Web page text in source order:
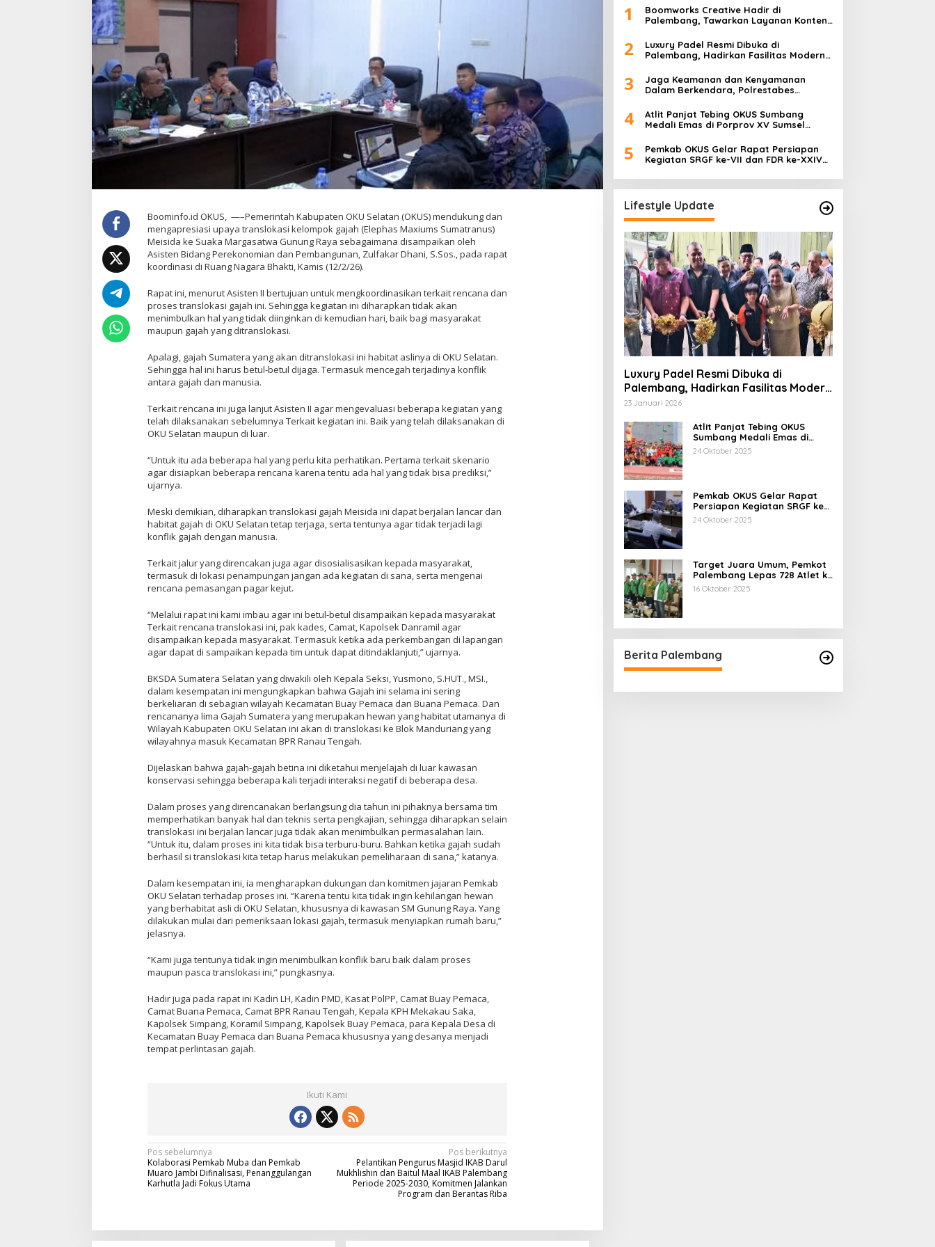
Boominfo.id OKUS, —–Pemerintah Kabupaten OKU Selatan (OKUS) mendukung dan
mengapresiasi upaya translokasi kelompok gajah (Elephas Maxiums Sumatranus)
Meisida ke Suaka Margasatwa Gunung Raya sebagaimana disampaikan oleh
Asisten Bidang Perekonomian dan Pembangunan, Zulfakar Dhani, S.Sos., pada rapat
koordinasi di Ruang Nagara Bhakti, Kamis (12/2/26).
Rapat ini, menurut Asisten II bertujuan untuk mengkoordinasikan terkait rencana dan
proses translokasi gajah ini. Sehingga kegiatan ini diharapkan tidak akan
menimbulkan hal yang tidak diinginkan di kemudian hari, baik bagi masyarakat
maupun gajah yang ditranslokasi.
Apalagi, gajah Sumatera yang akan ditranslokasi ini habitat aslinya di OKU Selatan.
Sehingga hal ini harus betul-betul dijaga. Termasuk mencegah terjadinya konflik
antara gajah dan manusia.
Terkait rencana ini juga lanjut Asisten II agar mengevaluasi beberapa kegiatan yang
telah dilaksanakan sebelumnya Terkait kegiatan ini. Baik yang telah dilaksanakan di
OKU Selatan maupun di luar.
“Untuk itu ada beberapa hal yang perlu kita perhatikan. Pertama terkait skenario
agar disiapkan beberapa rencana karena tentu ada hal yang tidak bisa prediksi,”
ujarnya.
Meski demikian, diharapkan translokasi gajah Meisida ini dapat berjalan lancar dan
habitat gajah di OKU Selatan tetap terjaga, serta tentunya agar tidak terjadi lagi
konflik gajah dengan manusia.
Terkait jalur yang direncakan juga agar disosialisasikan kepada masyarakat,
termasuk di lokasi penampungan jangan ada kegiatan di sana, serta mengenai
rencana pemasangan pagar kejut.
“Melalui rapat ini kami imbau agar ini betul-betul disampaikan kepada masyarakat
Terkait rencana translokasi ini, pak kades, Camat, Kapolsek Danramil agar
disampaikan kepada masyarakat. Termasuk ketika ada perkembangan di lapangan
agar dapat di sampaikan kepada tim untuk dapat ditindaklanjuti,” ujarnya.
BKSDA Sumatera Selatan yang diwakili oleh Kepala Seksi, Yusmono, S.HUT., MSI.,
dalam kesempatan ini mengungkapkan bahwa Gajah ini selama ini sering
berkeliaran di sebagian wilayah Kecamatan Buay Pemaca dan Buana Pemaca. Dan
rencananya lima Gajah Sumatera yang merupakan hewan yang habitat utamanya di
Wilayah Kabupaten OKU Selatan ini akan di translokasi ke Blok Manduriang yang
wilayahnya masuk Kecamatan BPR Ranau Tengah.
Dijelaskan bahwa gajah-gajah betina ini diketahui menjelajah di luar kawasan
konservasi sehingga beberapa kali terjadi interaksi negatif di beberapa desa.
Dalam proses yang direncanakan berlangsung dia tahun ini pihaknya bersama tim
memperhatikan banyak hal dan teknis serta pengkajian, sehingga diharapkan selain
translokasi ini berjalan lancar juga tidak akan menimbulkan permasalahan lain.
“Untuk itu, dalam proses ini kita tidak bisa terburu-buru. Bahkan ketika gajah sudah
berhasil si translokasi kita tetap harus melakukan pemeliharaan di sana,” katanya.
Dalam kesempatan ini, ia mengharapkan dukungan dan komitmen jajaran Pemkab
OKU Selatan terhadap proses ini. “Karena tentu kita tidak ingin kehilangan hewan
yang berhabitat asli di OKU Selatan, khususnya di kawasan SM Gunung Raya. Yang
dilakukan mulai dari pemeriksaan lokasi gajah, termasuk menyiapkan rumah baru,”
jelasnya.
“Kami juga tentunya tidak ingin menimbulkan konflik baru baik dalam proses
maupun pasca translokasi ini,” pungkasnya.
Hadir juga pada rapat ini Kadin LH, Kadin PMD, Kasat PolPP, Camat Buay Pemaca,
Camat Buana Pemaca, Camat BPR Ranau Tengah, Kepala KPH Mekakau Saka,
Kapolsek Simpang, Koramil Simpang, Kapolsek Buay Pemaca, para Kepala Desa di
Kecamatan Buay Pemaca dan Buana Pemaca khususnya yang desanya menjadi
tempat perlintasan gajah.
Ikuti Kami
N
a
g
Pos sebelumnya
Kolaborasi Pemkab Muba dan Pemkab
Muaro Jambi Difinalisasi, Penanggulangan
Karhutla Jadi Fokus Utama
Pos berikutnya
Pelantikan Pengurus Masjid IKAB Darul
Mukhlishin dan Baitul Maal IKAB Palembang
Periode 2025-2030, Komitmen Jalankan
Program dan Berantas Riba
1
Boomworks Creative Hadir di
Palembang, Tawarkan Layanan Konten
Creator
2
Luxury Padel Resmi Dibuka di
Palembang, Hadirkan Fasilitas Modern
3
Jaga Keamanan dan Kenyamanan
Dalam Berkendara, Polrestabes
2025
4
Atlit Panjat Tebing OKUS Sumbang
Medali Emas di Porprov XV Sumsel
5
Pemkab OKUS Gelar Rapat Persiapan
Kegiatan SRGF ke-VII dan FDR ke-XXIV
Lifestyle Update
Luxury Padel Resmi Dibuka di
Palembang, Hadirkan Fasilitas Modern
Berstandar Nasional
23 Januari 2026
Atlit Panjat Tebing OKUS
Sumbang Medali Emas di
Porprov XV Sumsel Tahun
2025.
24 Oktober 2025
Pemkab OKUS Gelar Rapat
Persiapan Kegiatan SRGF ke-
VII dan FDR ke-XXIV Tahun
2025
24 Oktober 2025
Target Juara Umum, Pemkot
Palembang Lepas 728 Atlet ke
Porprov XV Muba
16 Oktober 2025
Berita Palembang